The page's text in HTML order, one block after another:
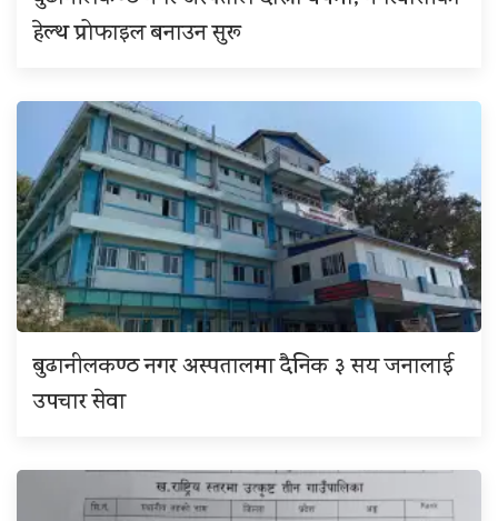
हेल्थ प्रोफाइल बनाउन सुरू
बुढानीलकण्ठ नगर अस्पतालमा दैनिक ३ सय जनालाई
उपचार सेवा